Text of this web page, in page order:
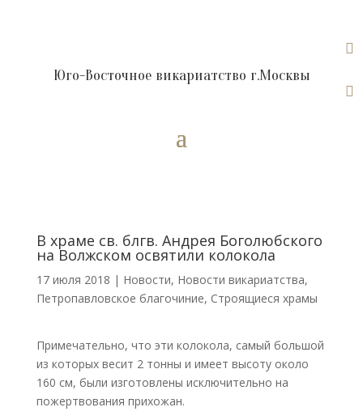


Юго-Восточное викариатство г.Москвы
В храме св. блгв. Андрея Боголюбского
на Волжском освятили колокола
17 июля 2018 | Новости, Новости викариатства,
Петропавловское благочиние, Строящиеся храмы
Примечательно, что эти колокола, самый большой
из которых весит 2 тонны и имеет высоту около
160 см, были изготовлены исключительно на
пожертвования прихожан.